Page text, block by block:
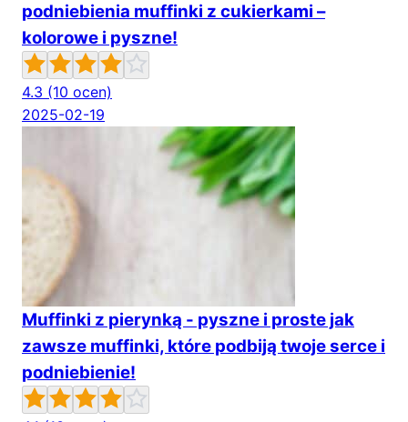
podniebienia muffinki z cukierkami –
kolorowe i pyszne!
4.3 (10 ocen)
2025-02-19
Muffinki z pierynką - pyszne i proste jak
zawsze muffinki, które podbiją twoje serce i
podniebienie!